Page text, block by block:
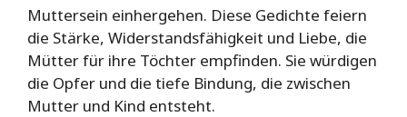
Muttersein einhergehen. Diese Gedichte feiern
die Stärke, Widerstandsfähigkeit und Liebe, die
Mütter für ihre Töchter empfinden. Sie würdigen
die Opfer und die tiefe Bindung, die zwischen
Mutter und Kind entsteht.